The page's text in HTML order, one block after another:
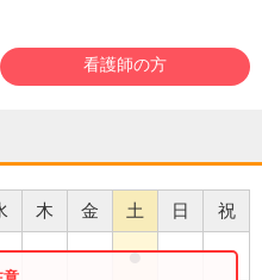
看護師の方
木 金 土 日 祝
●